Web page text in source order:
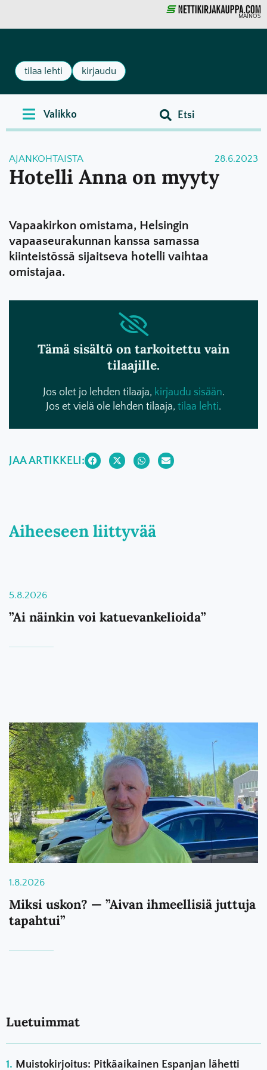
MAINOS
tilaa lehti kirjaudu
AJANKOHTAISTA 28.6.2023
Hotelli Anna on myyty
Vapaakirkon omistama, Helsingin
vapaaseurakunnan kanssa samassa
kiinteistössä sijaitseva hotelli vaihtaa
omistajaa.
Tämä sisältö on tarkoitettu vain
tilaajille.
Jos olet jo lehden tilaaja, kirjaudu sisään.
Jos et vielä ole lehden tilaaja, tilaa lehti.
JAA ARTIKKELI:
Aiheeseen liittyvää
5.8.2026
”Ai näinkin voi katuevankelioida”
1.8.2026
Miksi uskon? — ”Aivan ihmeellisiä juttuja
tapahtui”
Luetuimmat
Muistokirjoitus: Pitkäaikainen Espanjan lähetti